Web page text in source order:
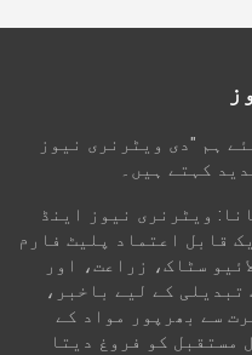
ہم "دی ویٹرنری نیوز
کہتے ہیں۔
ویٹرنری نیوز اینڈ
قابل اعتماد پلیٹ فارم
سٹاک، زراعت، اور
کے لیے باخبر،
سے بھرپور مواد کے
مستقبل کو فروغ دیتا